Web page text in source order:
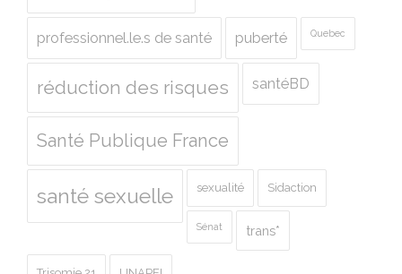
professionnel.le.s de santé puberté Quebec
réduction des risques santéBD
Santé Publique France
santé sexuelle sexualité Sidaction
Sénat trans*